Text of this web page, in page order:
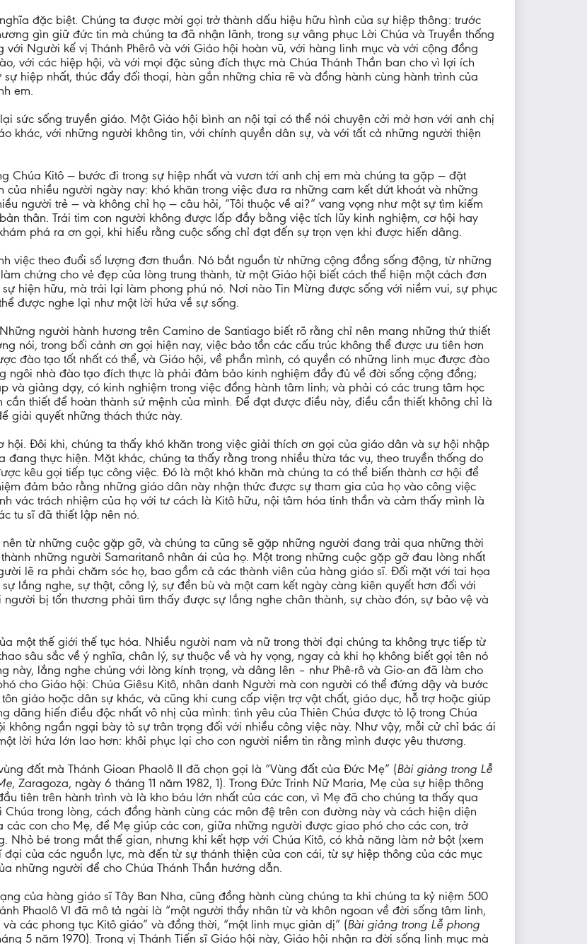
đặc biệt. Chúng ta được mời gọi trở thành dấu hiệu hữu hình của sự hiệp thông: trước
gìn giữ đức tin mà chúng ta đã nhận lãnh, trong sự vâng phục Lời Chúa và Truyền thống
với Người kế vị Thánh Phêrô và với Giáo hội hoàn vũ, với hàng linh mục và với cộng đồng
với các hiệp hội, và với mọi đặc sủng đích thực mà Chúa Thánh Thần ban cho vì lợi ích
hiệp nhất, thúc đẩy đối thoại, hàn gắn những chia rẽ và đồng hành cùng hành trình của
em.
sức sống truyền giáo. Một Giáo hội bình an nội tại có thể nói chuyện cởi mở hơn với anh chị
khác, với những người không tin, với chính quyền dân sự, và với tất cả những người thiện
Chúa Kitô — bước đi trong sự hiệp nhất và vươn tới anh chị em mà chúng ta gặp — đặt
của nhiều người ngày nay: khó khăn trong việc đưa ra những cam kết dứt khoát và những
người trẻ — và không chỉ họ — câu hỏi, “Tôi thuộc về ai?” vang vọng như một sự tìm kiếm
thân. Trái tim con người không được lấp đầy bằng việc tích lũy kinh nghiệm, cơ hội hay
phá ra ơn gọi, khi hiểu rằng cuộc sống chỉ đạt đến sự trọn vẹn khi được hiến dâng.
việc theo đuổi số lượng đơn thuần. Nó bắt nguồn từ những cộng đồng sống động, từ những
chứng cho vẻ đẹp của lòng trung thành, từ một Giáo hội biết cách thể hiện một cách đơn
hiện hữu, mà trái lại làm phong phú nó. Nơi nào Tin Mừng được sống với niềm vui, sự phục
được nghe lại như một lời hứa về sự sống.
người hành hương trên Camino de Santiago biết rõ rằng chỉ nên mang những thứ thiết
nói, trong bối cảnh ơn gọi hiện nay, việc bảo tồn các cấu trúc không thể được ưu tiên hơn
đào tạo tốt nhất có thể, và Giáo hội, về phần mình, có quyền có những linh mục được đào
ngôi nhà đào tạo đích thực là phải đảm bảo kinh nghiệm đầy đủ về đời sống cộng đồng;
và giảng dạy, có kinh nghiệm trong việc đồng hành tâm linh; và phải có các trung tâm học
thiết để hoàn thành sứ mệnh của mình. Để đạt được điều này, điều cần thiết không chỉ là
giải quyết những thách thức này.
hội. Đôi khi, chúng ta thấy khó khăn trong việc giải thích ơn gọi của giáo dân và sự hội nhập
thực hiện. Mặt khác, chúng ta thấy rằng trong nhiều thừa tác vụ, theo truyền thống do
kêu gọi tiếp tục công việc. Đó là một khó khăn mà chúng ta có thể biến thành cơ hội để
đảm bảo rằng những giáo dân này nhận thức được sự tham gia của họ vào công việc
vác trách nhiệm của họ với tư cách là Kitô hữu, nội tâm hóa tinh thần và cảm thấy mình là
tu sĩ đã thiết lập nên nó.
từ những cuộc gặp gỡ, và chúng ta cũng sẽ gặp những người đang trải qua những thời
những người Samaritanô nhân ái của họ. Một trong những cuộc gặp gỡ đau lòng nhất
lẽ ra phải chăm sóc họ, bao gồm cả các thành viên của hàng giáo sĩ. Đối mặt với tai họa
lắng nghe, sự thật, công lý, sự đền bù và một cam kết ngày càng kiên quyết hơn đối với
bị tổn thương phải tìm thấy được sự lắng nghe chân thành, sự chào đón, sự bảo vệ và
một thế giới thế tục hóa. Nhiều người nam và nữ trong thời đại chúng ta không trực tiếp từ
sâu sắc về ý nghĩa, chân lý, sự thuộc về và hy vọng, ngay cả khi họ không biết gọi tên nó
này, lắng nghe chúng với lòng kính trọng, và dâng lên – như Phê-rô và Gio-an đã làm cho
cho Giáo hội: Chúa Giêsu Kitô, nhân danh Người mà con người có thể đứng dậy và bước
tôn giáo hoặc dân sự khác, và cũng khi cung cấp viện trợ vật chất, giáo dục, hỗ trợ hoặc giúp
dâng hiến điều độc nhất vô nhị của mình: tình yêu của Thiên Chúa được tỏ lộ trong Chúa
không ngần ngại bày tỏ sự trân trọng đối với nhiều công việc này. Như vậy, mỗi cử chỉ bác ái
lời hứa lớn lao hơn: khôi phục lại cho con người niềm tin rằng mình được yêu thương.
đất mà Thánh Gioan Phaolô II đã chọn gọi là “Vùng đất của Đức Mẹ” (Bài giảng trong Lễ
, Zaragoza, ngày 6 tháng 11 năm 1982, 1). Trong Đức Trinh Nữ Maria, Mẹ của sự hiệp thông
tiên trên hành trình và là kho báu lớn nhất của các con, vì Mẹ đã cho chúng ta thấy qua
trong lòng, cách đồng hành cùng các môn đệ trên con đường này và cách hiện diện
các con cho Mẹ, để Mẹ giúp các con, giữa những người được giao phó cho các con, trở
Nhỏ bé trong mắt thế gian, nhưng khi kết hợp với Chúa Kitô, có khả năng làm nở bột (xem
của các nguồn lực, mà đến từ sự thánh thiện của con cái, từ sự hiệp thông của các mục
những người để cho Chúa Thánh Thần hướng dẫn.
của hàng giáo sĩ Tây Ban Nha, cũng đồng hành cùng chúng ta khi chúng ta kỷ niệm 500
Phaolô VI đã mô tả ngài là “một người thầy nhân từ và khôn ngoan về đời sống tâm linh,
các phong tục Kitô giáo” và đồng thời, “một linh mục giản dị” (Bài giảng trong Lễ phong
5 năm 1970). Trong vị Thánh Tiến sĩ Giáo hội này, Giáo hội nhận ra đời sống linh mục mà